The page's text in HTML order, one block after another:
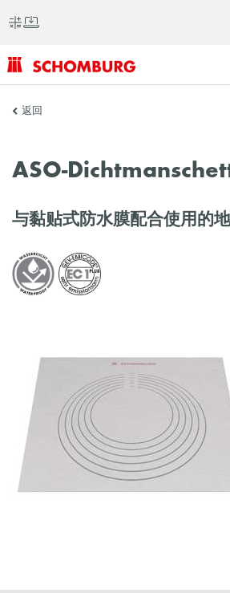
SCHOMBURG
国
返回
ASO-
与黏贴式防水膜配合使用的